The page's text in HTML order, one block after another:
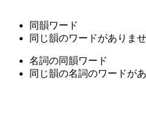
同韻ワード
同じ韻のワードがありま
名詞の同韻ワード
同じ韻の名詞のワードが